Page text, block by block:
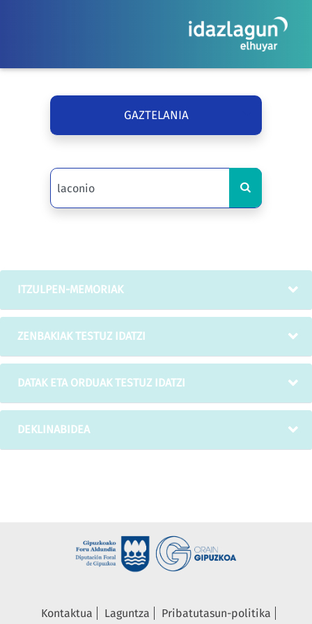
GAZTELANIA
ITZULPEN-MEMORIAK
ZENBAKIAK TESTUZ IDATZI
DATAK ETA ORDUAK TESTUZ IDATZI
DEKLINABIDEA
Kontaktua Laguntza
Pribatutasun-politika